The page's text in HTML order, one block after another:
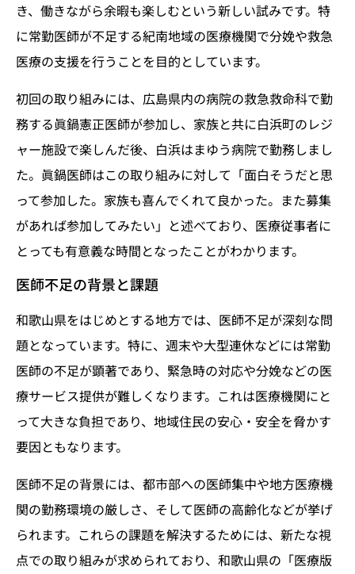
き、働きながら余暇も楽しむという新しい試みです。特
に常勤医師が不足する紀南地域の医療機関で分娩や救急
医療の支援を行うことを目的としています。
初回の取り組みには、広島県内の病院の救急救命科で勤
務する眞鍋憲正医師が参加し、家族と共に白浜町のレジ
ャー施設で楽しんだ後、白浜はまゆう病院で勤務しまし
た。眞鍋医師はこの取り組みに対して「面白そうだと思
って参加した。家族も喜んでくれて良かった。また募集
があれば参加してみたい」と述べており、医療従事者に
とっても有意義な時間となったことがわかります。
医師不足の背景と課題
和歌山県をはじめとする地方では、医師不足が深刻な問
題となっています。特に、週末や大型連休などには常勤
医師の不足が顕著であり、緊急時の対応や分娩などの医
療サービス提供が難しくなります。これは医療機関にと
って大きな負担であり、地域住民の安心・安全を脅かす
要因ともなります。
医師不足の背景には、都市部への医師集中や地方医療機
関の勤務環境の厳しさ、そして医師の高齢化などが挙げ
られます。これらの課題を解決するためには、新たな視
点での取り組みが求められており、和歌山県の「医療版